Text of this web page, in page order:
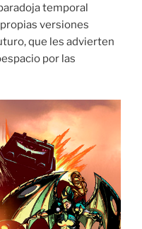
temporal
versiones
que les advierten
por las